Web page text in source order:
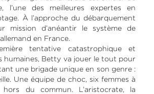
l’une des meilleures expertes en
À l’approche du débarquement
mission d’anéantir le système de
en France.
tentative catastrophique et
humaines, Betty va jouer le tout pour
une brigade unique en son genre :
Une équipe de choc, six femmes à
hors du commun. L’aristocrate, la